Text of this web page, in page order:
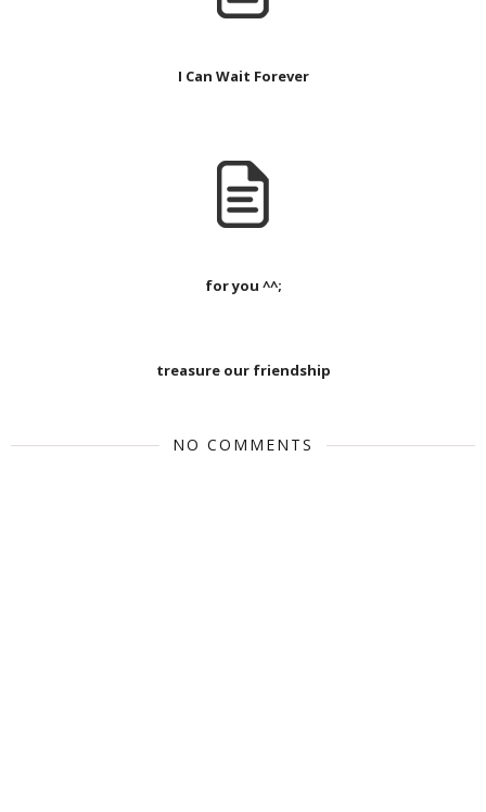
I Can Wait Forever
for you ^^;
treasure our friendship
NO COMMENTS